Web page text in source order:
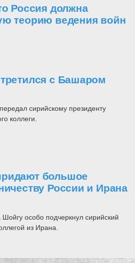
Россия должна
теорию ведения войн
с Башаром
сирийскому президенту
коллеги.
большое
России и Ирана
Шойгу особо подчеркнул сирийский
из Ирана.